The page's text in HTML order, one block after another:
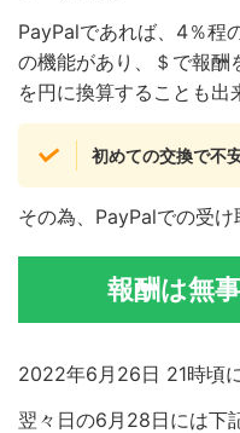
PayPalであれば、4％程
の機能があり、＄で報酬
を円に換算することも出
初めての交換で不
その為、PayPalでの受け
報酬は無
2022年6月26日 21時頃
翌々日の6月28日には下